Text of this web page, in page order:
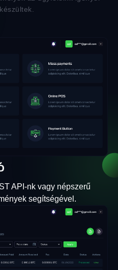
API-nk vagy népszerű
segítségével.